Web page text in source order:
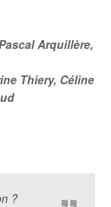
Arquillère,
Thiery, Céline
?